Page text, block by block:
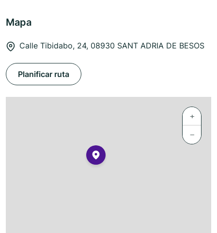
Mapa
Calle Tibidabo, 24, 08930 SANT ADRIA DE BESOS
Planificar ruta
+
−